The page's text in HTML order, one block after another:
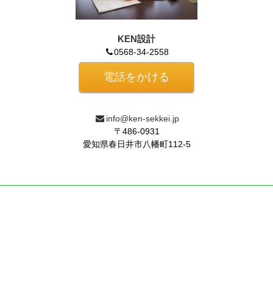
KEN設計
0568-34-2558
電話をかける
info@ken-sekkei.jp
〒486-0931
愛知県春日井市八幡町112-5